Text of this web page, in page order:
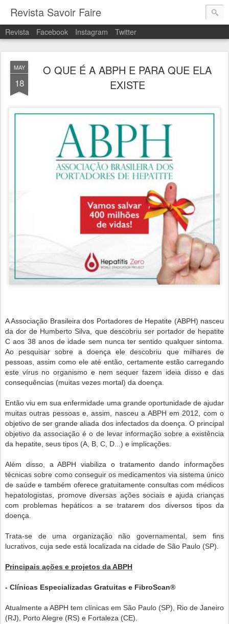
Revista Savoir Faire
Revista Facebook Instagram Twitter
MAY
18
O QUE É A ABPH E PARA QUE ELA
EXISTE
A Associação Brasileira dos Portadores de Hepatite (ABPH) nasceu
da dor de Humberto Silva, que descobriu ser portador de hepatite
C aos 38 anos de idade sem nunca ter sentido qualquer sintoma.
Ao pesquisar sobre a doença ele descobriu que milhares de
pessoas, assim como ele até então, certamente estão carregando
este vírus no organismo e nem sequer fazem ideia disso e das
consequências (muitas vezes mortal) da doença.
Então viu em sua enfermidade uma grande oportunidade de ajudar
muitas outras pessoas e, assim, nasceu a ABPH em 2012, com o
objetivo de ser grande aliada dos infectados da doença. O principal
objetivo da associação é o de levar informação sobre a existência
da hepatite, seus tipos (A, B, C, D...) e implicações.
Além disso, a ABPH viabiliza o tratamento dando informações
técnicas sobre como conseguir os medicamentos via sistema único
de saúde e também oferece gratuitamente consultas com médicos
hepatologistas, promove diversas ações sociais e ajuda crianças
com problemas hepáticos a se tratarem dos diversos tipos da
doença.
Trata-se de uma organização não governamental, sem fins
lucrativos, cuja sede está localizada na cidade de São Paulo (SP).
Principais ações e projetos da ABPH
- Clínicas Especializadas Gratuitas e FibroScan®
Atualmente a ABPH tem clínicas em São Paulo (SP), Rio de Janeiro
(RJ), Porto Alegre (RS) e Fortaleza (CE).